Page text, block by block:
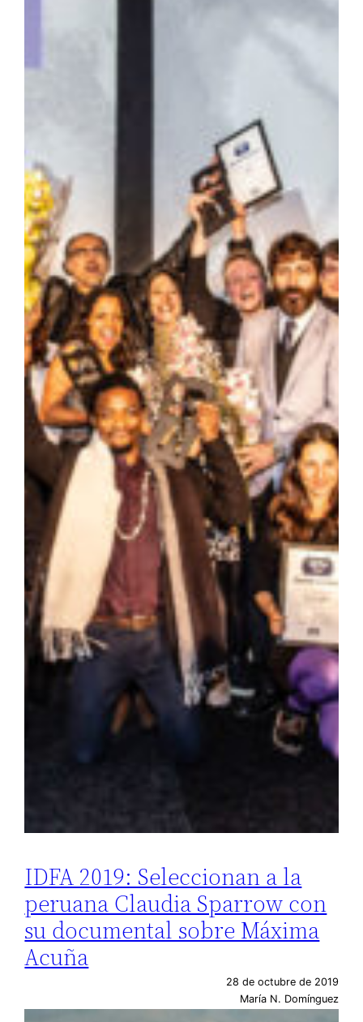
IDFA 2019: Seleccionan a la
peruana Claudia Sparrow con
su documental sobre Máxima
Acuña
28 de octubre de 2019
María N. Domínguez